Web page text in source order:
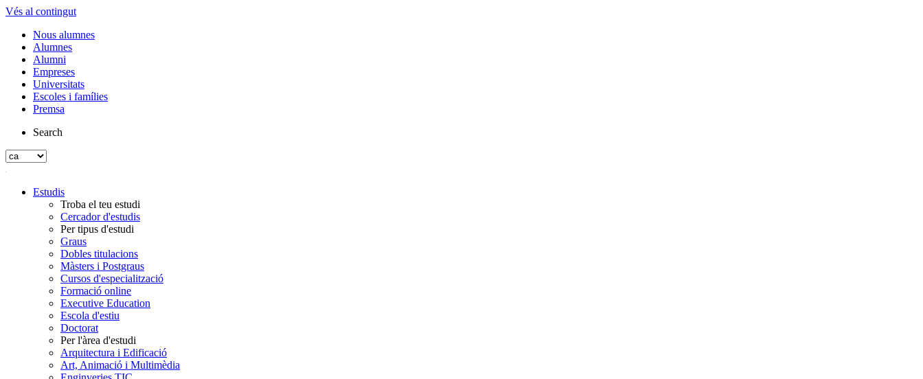
Vés al contingut
Nous alumnes
Alumnes
Alumni
Empreses
Universitats
Escoles i famílies
Premsa
Search
Estudis
Troba el teu estudi
Cercador d'estudis
Per tipus d'estudi
Graus
Dobles titulacions
Màsters i Postgraus
Cursos d'especialització
Formació online
Executive Education
Escola d'estiu
Doctorat
Per l'àrea d'estudi
Arquitectura i Edificació
Art, Animació i Multimèdia